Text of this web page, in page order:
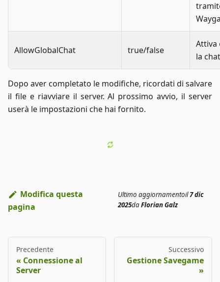
AllowGlobalChat true/false
Attiva
la
Dopo aver completato le modifiche, ricordati di salvare
il file e riavviare il server. Al prossimo avvio, il server
userà le impostazioni che hai fornito.
Modifica questa
pagina
Ultimo aggiornamentoil7 dic
2025daFlorian Galz
Precedente
Connessione al
Server
Successivo
Gestione Savegame